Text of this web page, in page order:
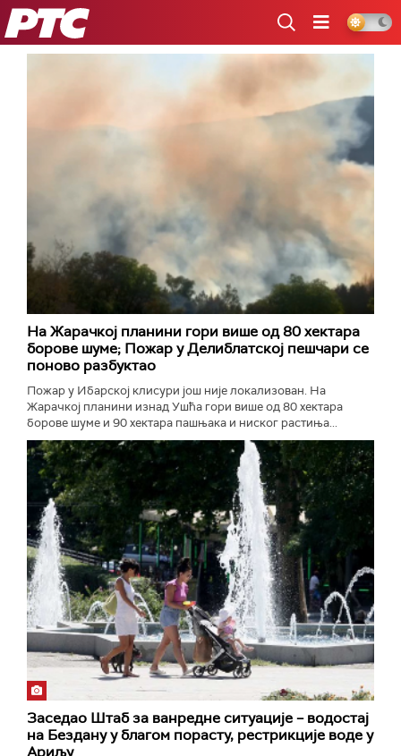
РТС
На Жарачкој планини гори више од 80 хектара
борове шуме; Пожар у Делиблатској пешчари се
поново разбуктао
Пожар у Ибарској клисури још није локализован. На
Жарачкој планини изнад Ушћа гори више од 80 хектара
борове шуме и 90 хектара пашњака и ниског растиња...
Заседао Штаб за ванредне ситуације – водостај
на Бездану у благом порасту, рестрикције воде у
Ариљу